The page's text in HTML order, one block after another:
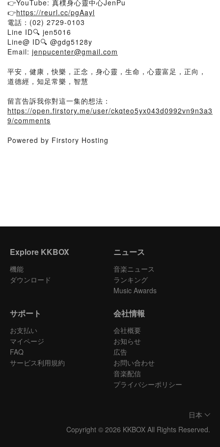
👉YouTube: 真樸身心靈中心JenPu
👉https://reurl.cc/pgAayl
電話：(02) 2729-0103
Line ID🔍 jen5016
Line@ ID🔍 @gdg5128y
Email: jenpucenter@gmail.com
平安，健康，快樂，正念，身心靈，生命，心靈富足，正向，
道德經，知足常樂，智慧
留言告訴我你對這一集的想法：
https://open.firstory.me/user/ckqteo5yx043d0992vn9n3a3
9/comments
Powered by Firstory Hosting
Explore KKBOX
機能
ダウンロード
ニュース
音楽ニュース
ランキング
Music Awards
サポート
お支払い
マイページ
FAQ
サービス利用規約
会社情報
会社概要
お知らせ
広告
お問い合わせ
音楽配信
プライバシーポリシー
日本
Copyright © 2026 KKBOX All Rights Reserved.